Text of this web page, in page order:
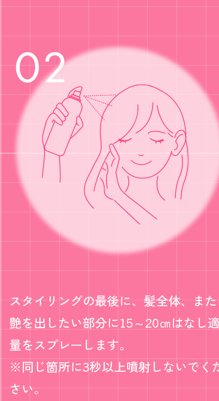
スタイリングの最後に、髪全体、ま
艶を出したい部分に15～20㎝はなし
量をスプレーします。
※同じ箇所に3秒以上噴射しないでく
さい。